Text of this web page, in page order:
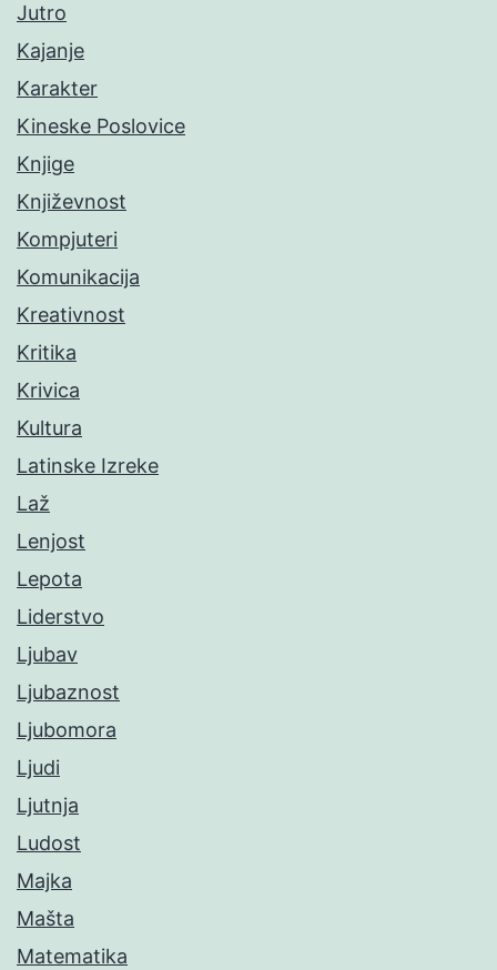
Jutro
Kajanje
Karakter
Kineske Poslovice
Knjige
Književnost
Kompjuteri
Komunikacija
Kreativnost
Kritika
Krivica
Kultura
Latinske Izreke
Laž
Lenjost
Lepota
Liderstvo
Ljubav
Ljubaznost
Ljubomora
Ljudi
Ljutnja
Ludost
Majka
Mašta
Matematika